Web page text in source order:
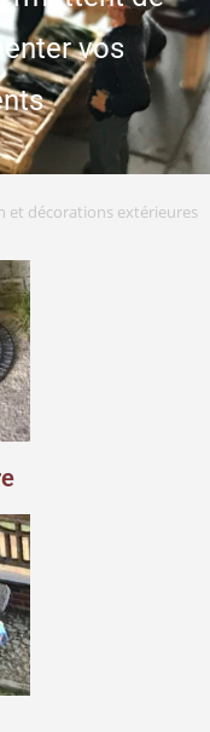
vos
et décorations extérieures